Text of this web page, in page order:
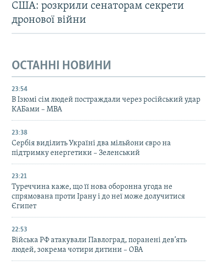
США: розкрили сенаторам секрети
дронової війни
ОСТАННІ НОВИНИ
23:54
В Ізюмі сім людей постраждали через російський удар
КАБами – МВА
23:38
Сербія виділить Україні два мільйони євро на
підтримку енергетики – Зеленський
23:21
Туреччина каже, що її нова оборонна угода не
спрямована проти Ірану і до неї може долучитися
Єгипет
22:53
Війська РФ атакували Павлоград, поранені дев’ять
людей, зокрема чотири дитини – ОВА